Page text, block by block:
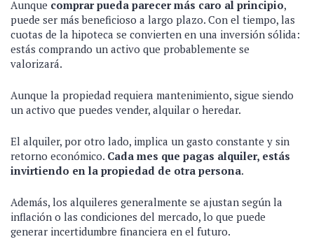
Aunque comprar pueda parecer más caro al principio,
puede ser más beneficioso a largo plazo. Con el tiempo, las
cuotas de la hipoteca se convierten en una inversión sólida:
estás comprando un activo que probablemente se
valorizará.
Aunque la propiedad requiera mantenimiento, sigue siendo
un activo que puedes vender, alquilar o heredar.
El alquiler, por otro lado, implica un gasto constante y sin
retorno económico. Cada mes que pagas alquiler, estás
invirtiendo en la propiedad de otra persona.
Además, los alquileres generalmente se ajustan según la
inflación o las condiciones del mercado, lo que puede
generar incertidumbre financiera en el futuro.